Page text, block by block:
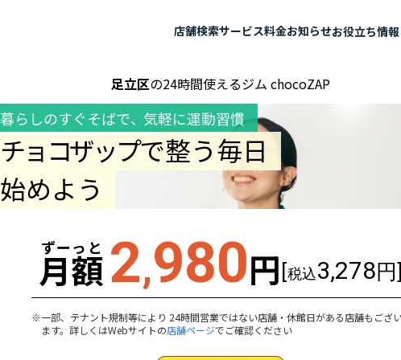
店舗検索サービス料金お知らせお役立ち情報
足立区の24時間使えるジム chocoZAP
暮らしのすぐそばで、 気軽に運動習慣
チョコザップで整う毎日
始めよう
ずーっと
月額2,980円 [税込3,278
一部、テナント規制等により 24時間営業ではない店舗・休館日がある店舗もござ
ます。詳しくはWebサイトの店舗ページでご確認ください